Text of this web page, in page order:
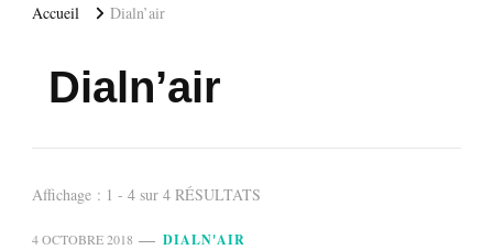
Accueil Dialn’air
Dialn’air
Affichage : 1 - 4 sur 4 RÉSULTATS
4 OCTOBRE 2018 DIALN'AIR